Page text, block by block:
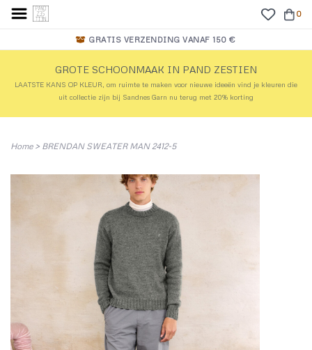
0
GRATIS VERZENDING VANAF 150 €
GROTE SCHOONMAAK IN PAND ZESTIEN
LAATSTE KANS OP KLEUR, om ruimte te maken voor nieuwe ideeën vind je kleuren die
uit collectie zijn bij Sandnes Garn nu terug met 20% korting
Home> BRENDAN SWEATER MAN 2412-5